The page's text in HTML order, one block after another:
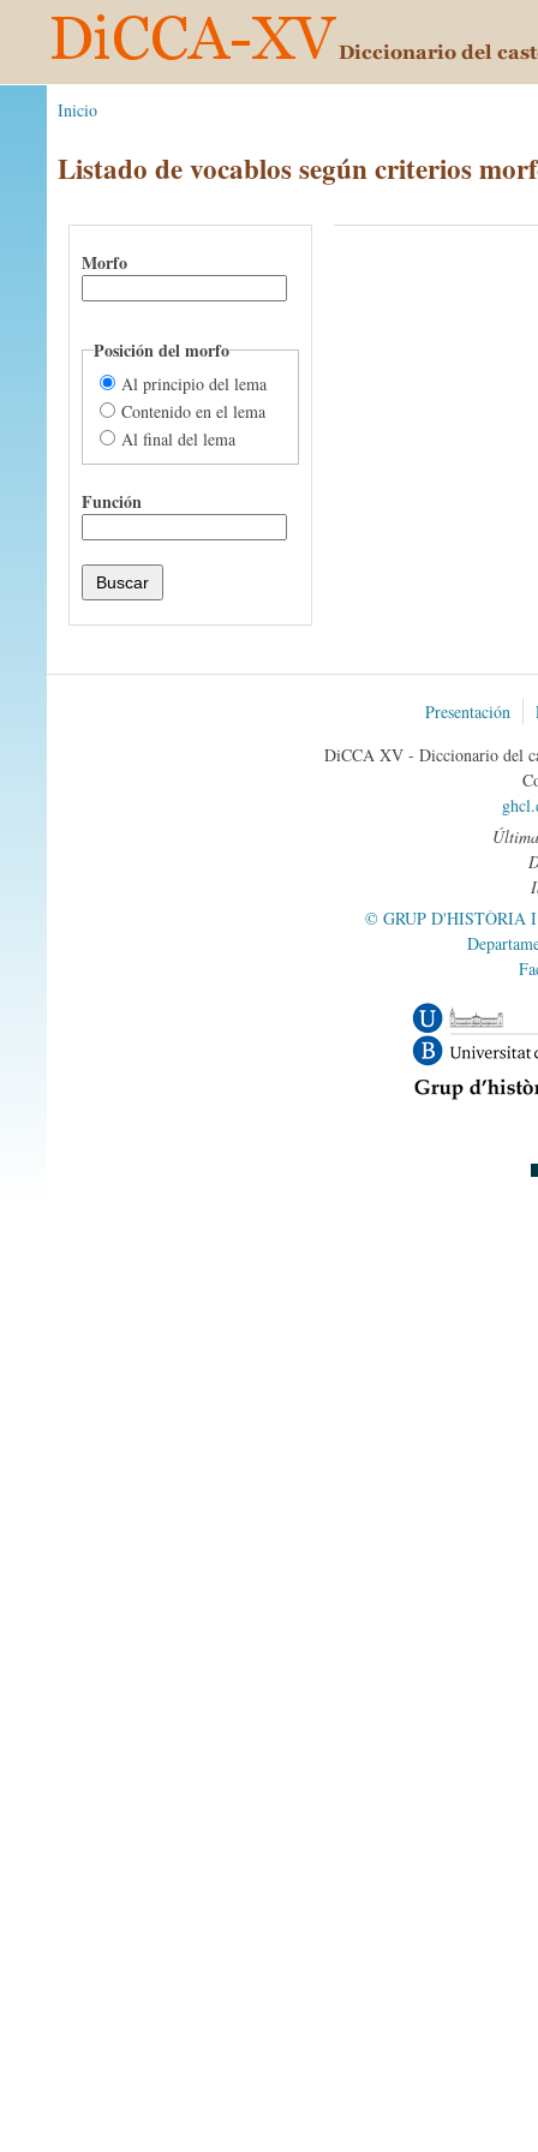
Inicio
Listado de vocablos según criterios
Morfo
Posición del morfo
Al principio del lema
Contenido en el lema
Al final del lema
Función
Presentación
DiCCA XV - Diccionario del
© GRUP D'HISTÒRIA